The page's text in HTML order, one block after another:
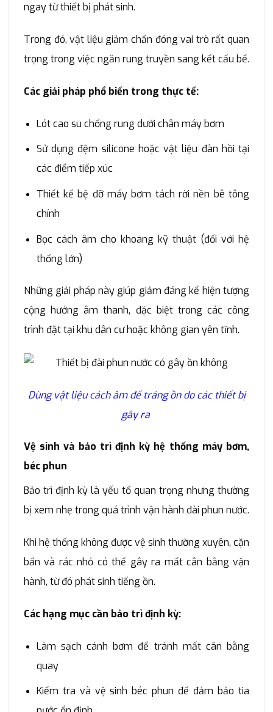
ngay từ thiết bị phát sinh.
Trong đó, vật liệu giảm chấn đóng vai trò rất quan
trọng trong việc ngăn rung truyền sang kết cấu bể.
Các giải pháp phổ biến trong thực tế:
Lót cao su chống rung dưới chân máy bơm
Sử dụng đệm silicone hoặc vật liệu đàn hồi tại
các điểm tiếp xúc
Thiết kế bệ đỡ máy bơm tách rời nền bê tông
chính
Bọc cách âm cho khoang kỹ thuật (đối với hệ
thống lớn)
Những giải pháp này giúp giảm đáng kể hiện tượng
cộng hưởng âm thanh, đặc biệt trong các công
trình đặt tại khu dân cư hoặc không gian yên tĩnh.
Dùng vật liệu cách âm để tráng ồn do các thiết bị
gây ra
Vệ sinh và bảo trì định kỳ hệ thống máy bơm,
béc phun
Bảo trì định kỳ là yếu tố quan trọng nhưng thường
bị xem nhẹ trong quá trình vận hành đài phun nước.
Khi hệ thống không được vệ sinh thường xuyên, cặn
bẩn và rác nhỏ có thể gây ra mất cân bằng vận
hành, từ đó phát sinh tiếng ồn.
Các hạng mục cần bảo trì định kỳ:
Làm sạch cánh bơm để tránh mất cân bằng
quay
Kiểm tra và vệ sinh béc phun để đảm bảo tia